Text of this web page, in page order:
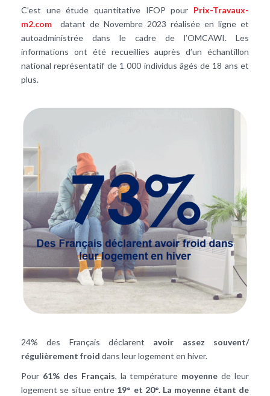
C’est une étude quantitative IFOP pour Prix-Travaux-
m2.com datant de Novembre 2023 réalisée en ligne et
autoadministrée dans le cadre de l’OMCAWI. Les
informations ont été recueillies auprès d’un échantillon
national représentatif de 1 000 individus âgés de 18 ans et
plus.
24% des Français déclarent avoir assez souvent/
régulièrement froid dans leur logement en hiver.
Pour 61% des Français, la température moyenne de leur
logement se situe entre 19° et 20°. La moyenne étant de